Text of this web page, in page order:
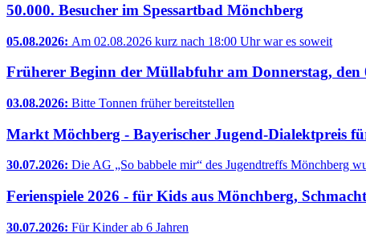
50.000. Besucher im Spessartbad Mönchberg
05.08.2026: Am 02.08.2026 kurz nach 18:00 Uhr war es soweit
Früherer Beginn der Müllabfuhr am Donnerstag, den
03.08.2026: Bitte Tonnen früher bereitstellen
Markt Möchberg - Bayerischer Jugend-Dialektpreis
30.07.2026: Die AG „So babbele mir“ des Jugendtreffs Mönchberg
Ferienspiele 2026 - für Kids aus Mönchberg,
30.07.2026: Für Kinder ab 6 Jahren